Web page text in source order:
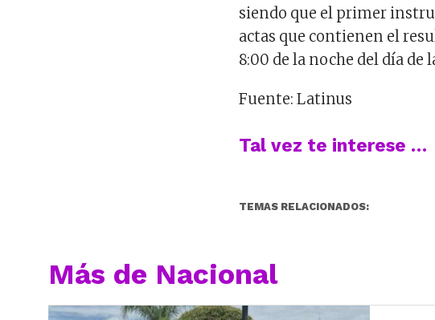
siendo que el primer
actas que contienen el
8:00 de la noche del día de
Fuente: Latinus
Tal vez te interese …
TEMAS RELACIONADOS:
Más de Nacional